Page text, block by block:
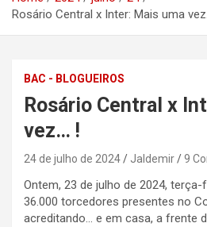
Rosário Central x Inter: Mais uma
BAC - BLOGUEIROS
Rosário Central x
vez… !
24 de julho de 2024 Jaldemir 9
Ontem, 23 de julho de 2024,
36.000 torcedores presentes no
acreditando… e em casa, a frente